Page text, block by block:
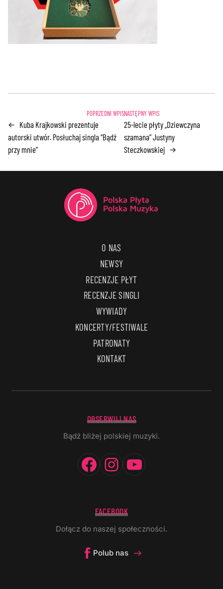
← Kuba Krajkowski prezentuje
autorski utwór. Posłuchaj singla “Bądź
przy mnie”
25-lecie płyty „Dziewczyna
szamana” Justyny
Steczkowskiej →
O NAS
NEWSY
RECENZJE PŁYT
RECENZJE SINGLI
WYWIADY
KONCERTY/FESTIWALE
PATRONATY
KONTAKT
OBSERWUJ NAS
Bądź bliżej polskiej muzyki.
Facebook
Instagram
FACEBOOK
Dołącz do naszej społeczności.
Polub nas